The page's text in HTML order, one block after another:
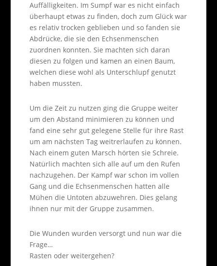
Auffälligkeiten. Im Sumpf war es nicht einfach
überhaupt etwas zu finden, doch zum Glück war
es relativ trocken geblieben und so fanden sie
Abdrücke, die sie den Echsenmenschen
zuordnen konnten. Sie machten sich daran
diesen zu folgen und kamen an einen Baum,
welchen diese wohl als Unterschlupf genutzt
haben mussten.
Um die Zeit zu nutzen ging die Gruppe weiter
um den Abstand minimieren zu können und
fand eine sehr gut gelegene Stelle für ihre Rast
um am nächsten Tag weitrerlaufen zu können.
Nach einem guten Marsch hörten sie Schreie.
Natürlich machten sich alle auf um den Rufen
nachzugehen. Der Kampf war schon im vollen
Gang und die Echsenmenschen hatten alle
Mühen die Untoten abzuwehren. Dies gelang
ihnen nur mit der Gruppe zusammen.
Die Wunden wurden versorgt und nun war die
Frage…
Rasten oder weitergehen?